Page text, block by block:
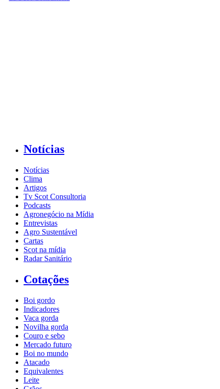
Notícias
Notícias
Clima
Artigos
Tv Scot Consultoria
Podcasts
Agronegócio na Mídia
Entrevistas
Agro Sustentável
Cartas
Scot na mídia
Radar Sanitário
Cotações
Boi gordo
Indicadores
Vaca gorda
Novilha gorda
Couro e sebo
Mercado futuro
Boi no mundo
Atacado
Equivalentes
Leite